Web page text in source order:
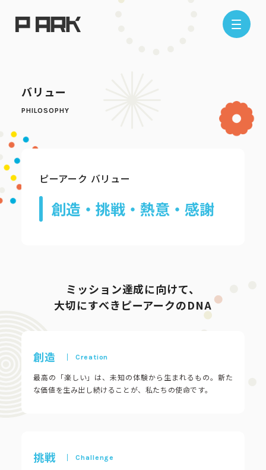
店舗情報
エリアから探す
現在地から探す
ピーアークで楽しむ トップ
企業情報
企業情報 トップ
会社概要 代表挨拶
組織図
CSR活動
企業理念
バリュー
ピーアーク バリュー
創造・挑戦・熱意・感謝
ミッション達成に向けて、
大切にすべきピーアークのDNA
創造
最高の「楽しい」は、未知の体験から生まれるもの。新た
な価値を生み出し続けることが、私たちの使命です。
挑戦